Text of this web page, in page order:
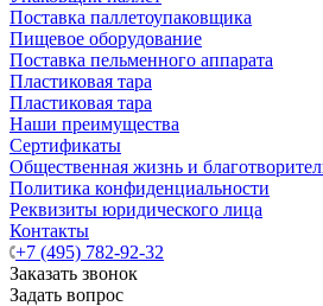
Поставка паллетоупаковщика
Пищевое оборудование
Поставка пельменного аппарата
Пластиковая тара
Пластиковая тара
Наши преимущества
Сертификаты
Общественная жизнь и
Политика конфиденциальности
Реквизиты юридического лица
Контакты
+7 (495) 782-92-32
Заказать звонок
Задать вопрос